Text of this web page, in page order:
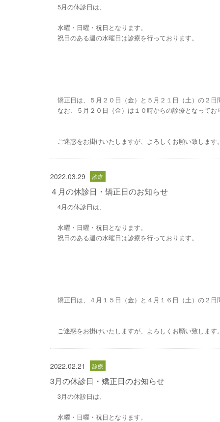
5月の休診日は、
水曜・日曜・祝日となります。
祝日のある週の水曜日は診療を行っております。
矯正日は、５月２０日（金）と５月２１日（土）の２日
なお、５月２０日（金）は１０時からの診療となってお
ご迷惑をお掛けいたしますが、よろしくお願い致します。
2022.03.29
４月の休診日・矯正日のお知らせ
4月の休診日は、
水曜・日曜・祝日となります。
祝日のある週の水曜日は診療を行っております。
矯正日は、４月１５日（金）と４月１６日（土）の２日
ご迷惑をお掛けいたしますが、よろしくお願い致します。
2022.02.21
3月の休診日・矯正日のお知らせ
3月の休診日は、
水曜・日曜・祝日となります。